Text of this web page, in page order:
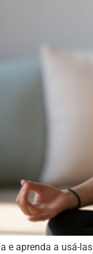
e aprenda a usá-